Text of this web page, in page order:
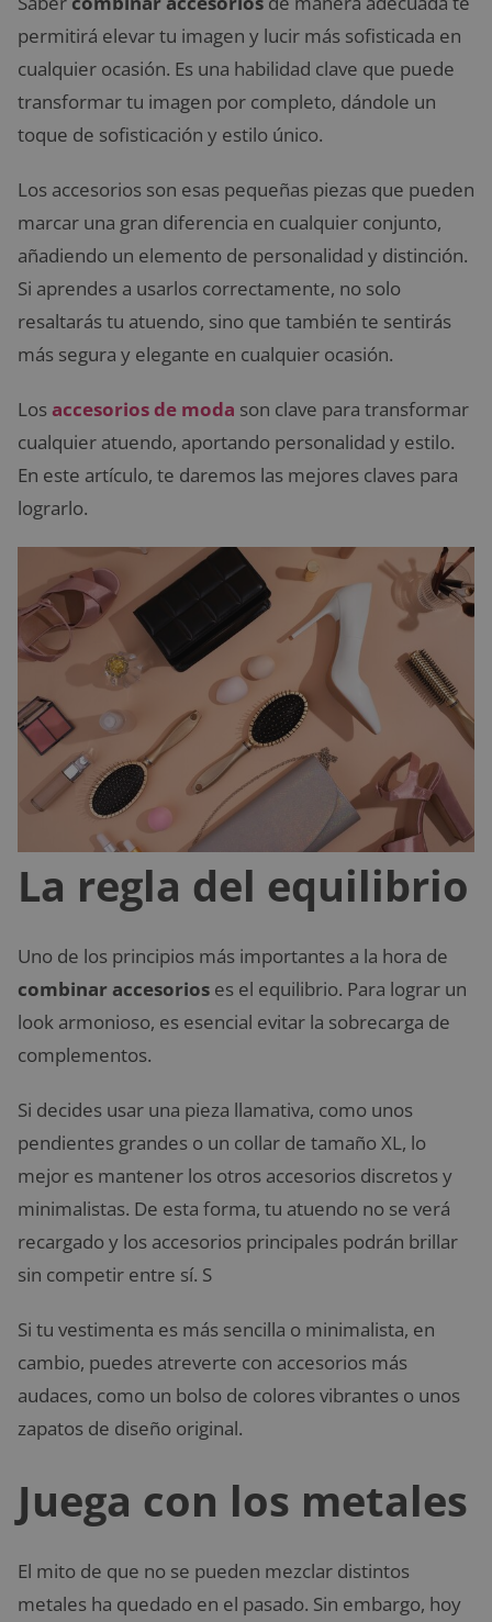
permitirá elevar tu imagen y lucir más sofisticada en
cualquier ocasión. Es una habilidad clave que puede
transformar tu imagen por completo, dándole un
toque de sofisticación y estilo único.
Los accesorios son esas pequeñas piezas que pueden
marcar una gran diferencia en cualquier conjunto,
añadiendo un elemento de personalidad y distinción.
Si aprendes a usarlos correctamente, no solo
resaltarás tu atuendo, sino que también te sentirás
más segura y elegante en cualquier ocasión.
Losaccesorios de moda son clave para transformar
cualquier atuendo, aportando personalidad y estilo.
En este artículo, te daremos las mejores claves para
lograrlo.
La regla del equilibrio
Uno de los principios más importantes a la hora de
combinar accesorios es el equilibrio. Para lograr un
look armonioso, es esencial evitar la sobrecarga de
complementos.
Si decides usar una pieza llamativa, como unos
pendientes grandes o un collar de tamaño XL, lo
mejor es mantener los otros accesorios discretos y
minimalistas. De esta forma, tu atuendo no se verá
recargado y los accesorios principales podrán brillar
sin competir entre sí. S
Si tu vestimenta es más sencilla o minimalista, en
cambio, puedes atreverte con accesorios más
audaces, como un bolso de colores vibrantes o unos
zapatos de diseño original.
Juega con los metales
El mito de que no se pueden mezclar distintos
metales ha quedado en el pasado. Sin embargo, hoy